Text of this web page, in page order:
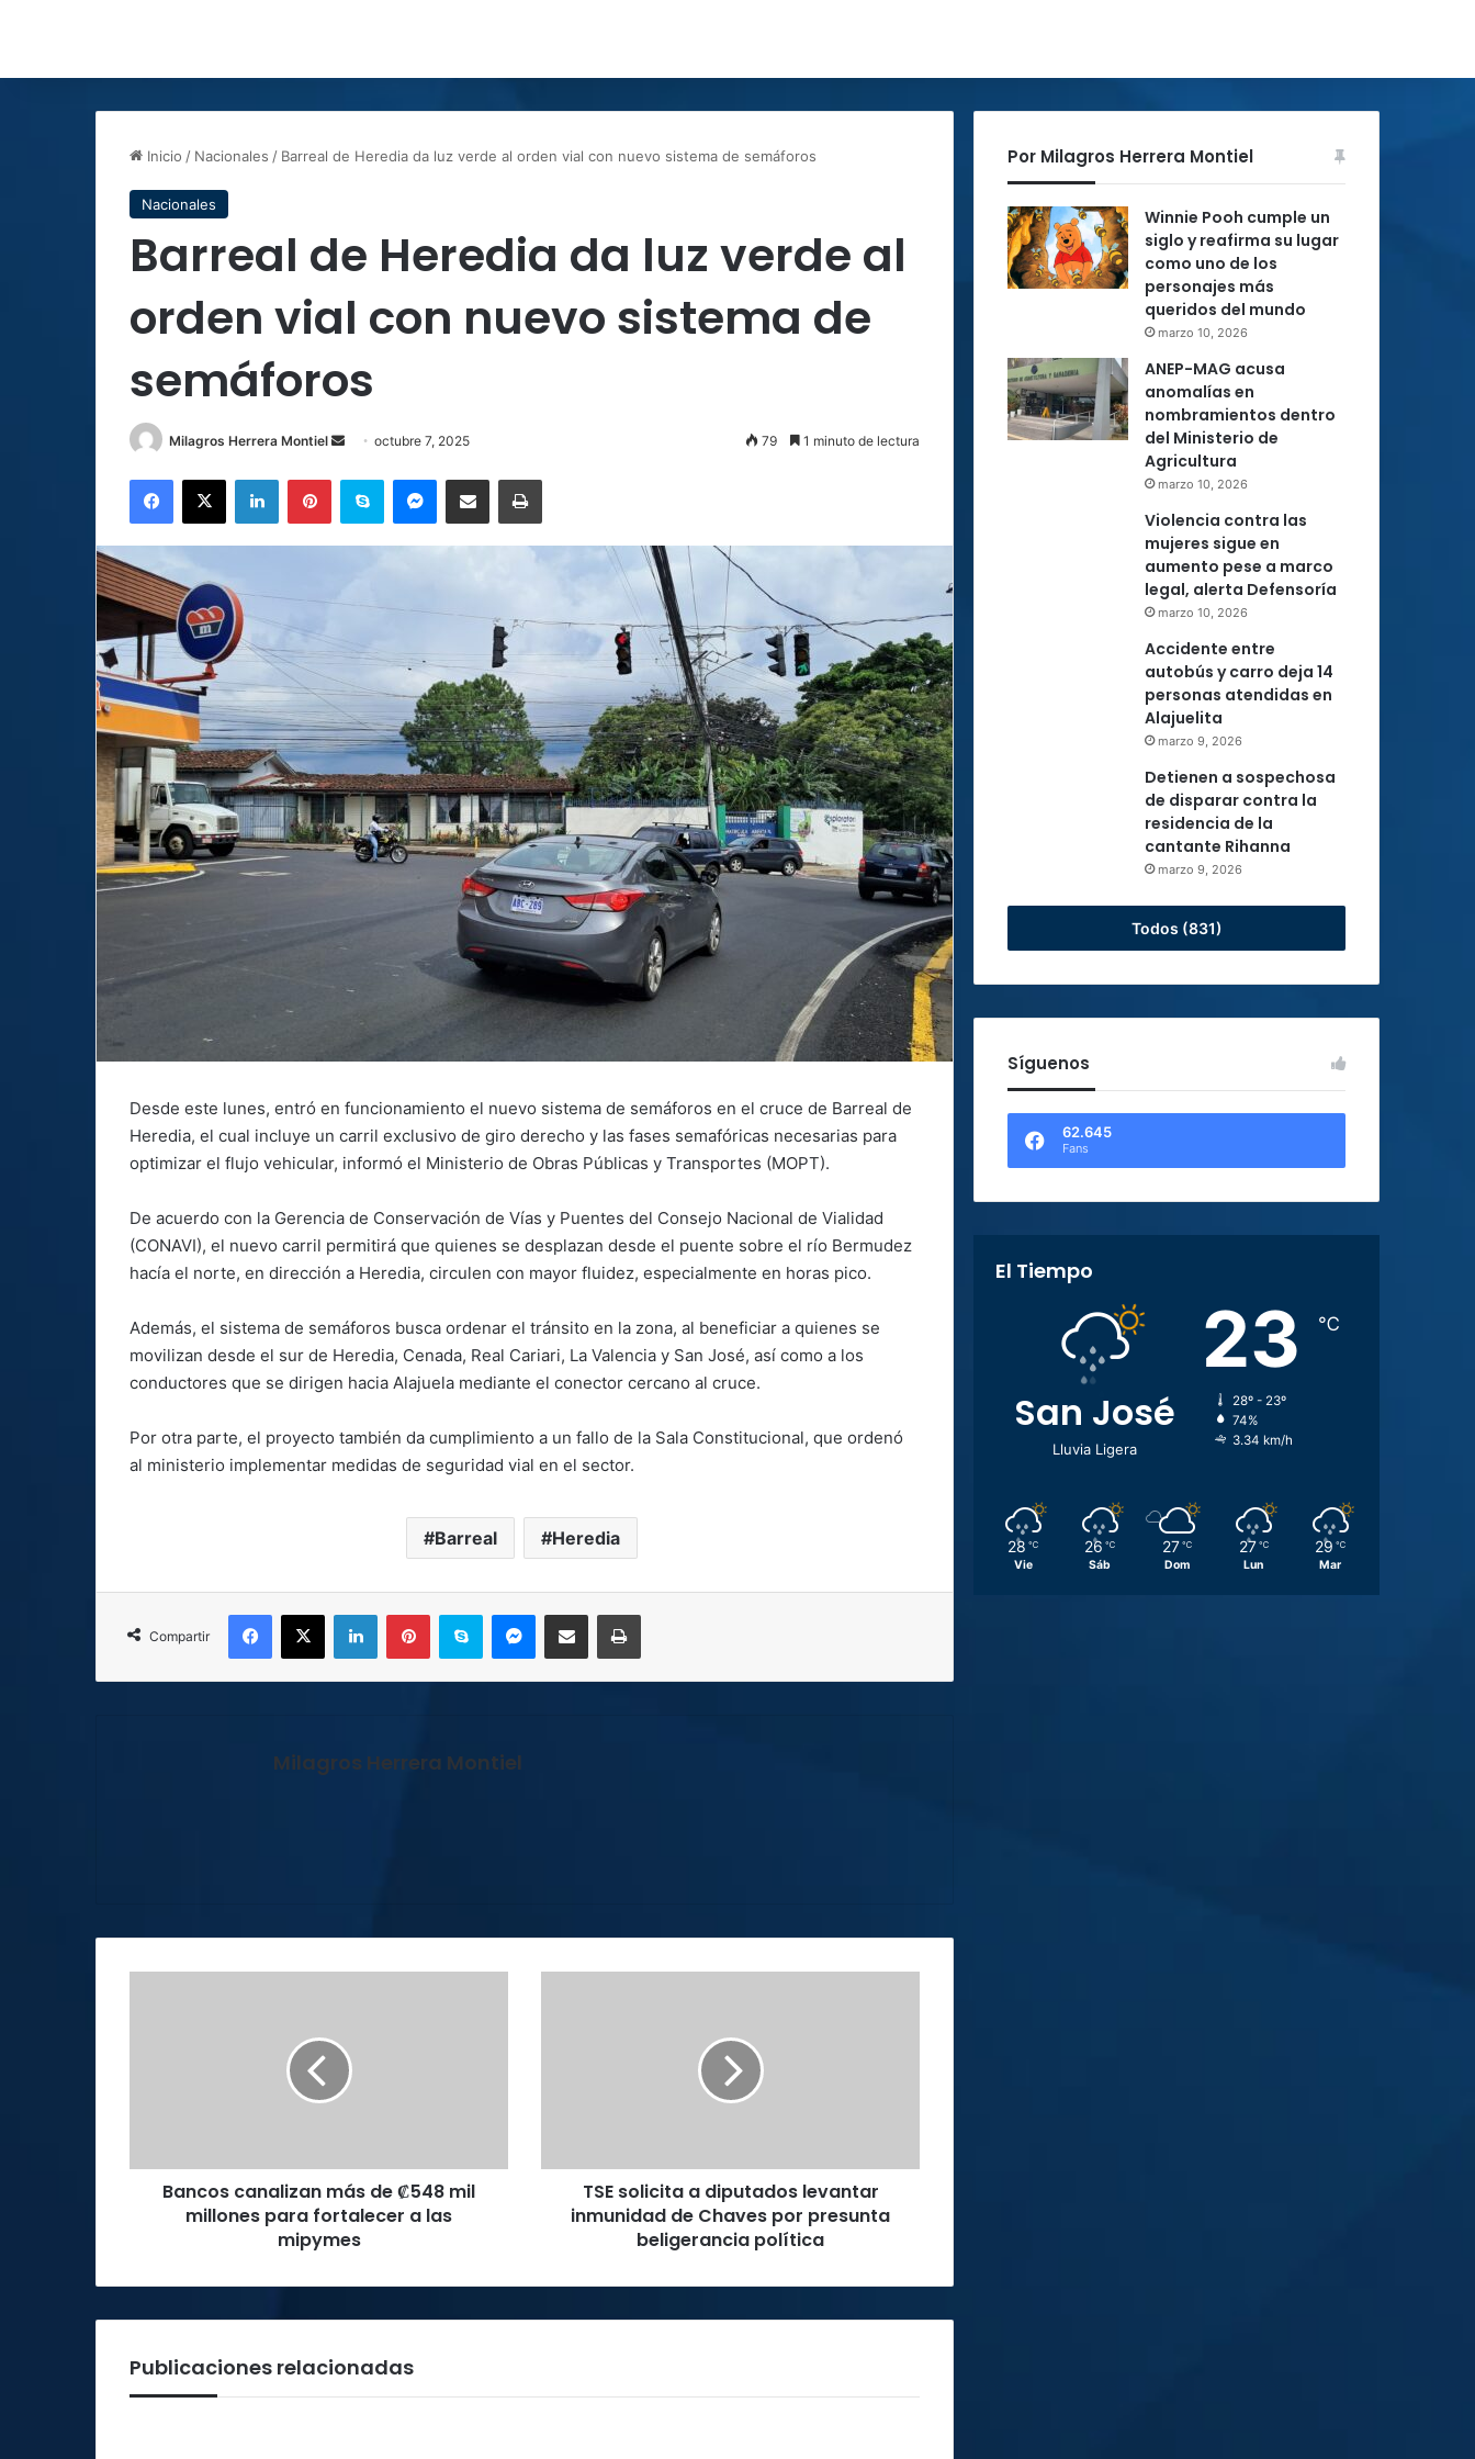
Inicio / Nacionales / Barreal de Heredia da luz verde al orden vial con nuevo sistema de semáforos
Nacionales
Barreal de Heredia da luz verde al
orden vial con nuevo sistema de
semáforos
Milagros Herrera Montiel
Send
email
octubre 7, 2025 79 1 minuto de lectura
Facebook
X LinkedInPinterestSkype MessengerCompartir por correo electrónicoImprimir
Desde este lunes, entró en funcionamiento el nuevo sistema de semáforos en el cruce de Barreal de
Heredia, el cual incluye un carril exclusivo de giro derecho y las fases semafóricas necesarias para
optimizar el flujo vehicular, informó el Ministerio de Obras Públicas y Transportes (MOPT).
De acuerdo con la Gerencia de Conservación de Vías y Puentes del Consejo Nacional de Vialidad
(CONAVI), el nuevo carril permitirá que quienes se desplazan desde el puente sobre el río Bermudez
hacía el norte, en dirección a Heredia, circulen con mayor fluidez, especialmente en horas pico.
Además, el sistema de semáforos busca ordenar el tránsito en la zona, al beneficiar a quienes se
movilizan desde el sur de Heredia, Cenada, Real Cariari, La Valencia y San José, así como a los
conductores que se dirigen hacia Alajuela mediante el conector cercano al cruce.
Por otra parte, el proyecto también da cumplimiento a un fallo de la Sala Constitucional, que ordenó
al ministerio implementar medidas de seguridad vial en el sector.
Barreal Heredia
Compartir
Facebook
X LinkedInPinterestSkype MessengerCompartir por correo electrónicoImprimir
Milagros Herrera Montiel
fortalecer
Bancos canalizan más de ₡548 mil
millones para fortalecer a las
mipymes
por
presunta
beligerancia
TSE solicita a diputados levantar
inmunidad de Chaves por presunta
beligerancia política
Publicaciones relacionadas
Por Milagros Herrera Montiel
Winnie Pooh cumple un
siglo y reafirma su lugar
como uno de los
personajes más
queridos del mundo
marzo 10, 2026
ANEP-MAG acusa
anomalías en
nombramientos dentro
del Ministerio de
Agricultura
marzo 10, 2026
Violencia contra las
mujeres sigue en
aumento pese a marco
legal, alerta Defensoría
marzo 10, 2026
Accidente entre
autobús y carro deja 14
personas atendidas en
Alajuelita
marzo 9, 2026
Detienen a sospechosa
de disparar contra la
residencia de la
cantante Rihanna
marzo 9, 2026
Todos (831)
Síguenos
62.645
Fans
El Tiempo
San José
Lluvia Ligera
23 ℃
28º - 23º
74%
3.34 km/h
28 ℃
Vie
26 ℃
Sáb
27 ℃
Dom
27 ℃
Lun
29 ℃
Mar